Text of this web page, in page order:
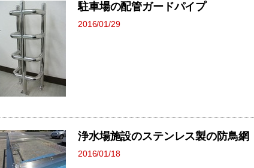
駐車場の配管ガードパイプ
2016/01/29
浄水場施設のステンレス製の防鳥網
2016/01/18